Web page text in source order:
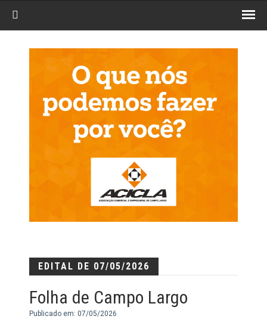
EDITAL DE 07/05/2026
Folha de Campo Largo
Publicado em: 07/05/2026